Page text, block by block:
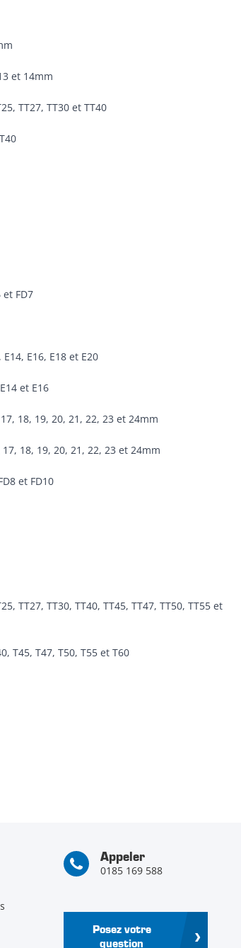
et 14mm
TT27, TT30 et TT40
et FD7
E16, E18 et E20
et E16
18, 19, 20, 21, 22, 23 et 24mm
18, 19, 20, 21, 22, 23 et 24mm
et FD10
TT27, TT30, TT40, TT45, TT47, TT50, TT55 et
T45, T47, T50, T55 et T60
Appeler
0185 169 588
Posez votre
question